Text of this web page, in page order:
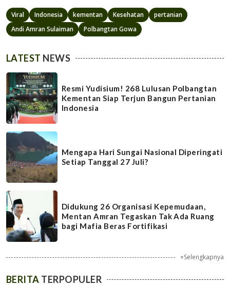
Viral Indonesia kementan Kesehatan
pertanian
Andi Amran Sulaiman
Polbangtan Gowa
LATEST NEWS
Resmi Yudisium! 268 Lulusan Polbangtan
Kementan Siap Terjun Bangun Pertanian
Indonesia
Mengapa Hari Sungai Nasional Diperingati
Setiap Tanggal 27 Juli?
Didukung 26 Organisasi Kepemudaan,
Mentan Amran Tegaskan Tak Ada Ruang
bagi Mafia Beras Fortifikasi
+Selengkapnya
BERITA TERPOPULER